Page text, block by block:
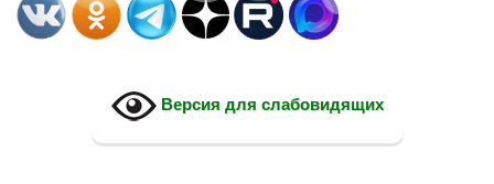
Версия для слабовидящих